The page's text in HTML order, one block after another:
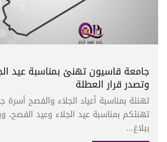
جامعة قاسيون تهنئ بمناسبة عيد
وتصدر قرار العطلة
تهنئة بمناسبة أعياد الجلاء والفصح
تهنئكم بمناسبة عيد الجلاء وعيد الفصح،
ببلاغ...